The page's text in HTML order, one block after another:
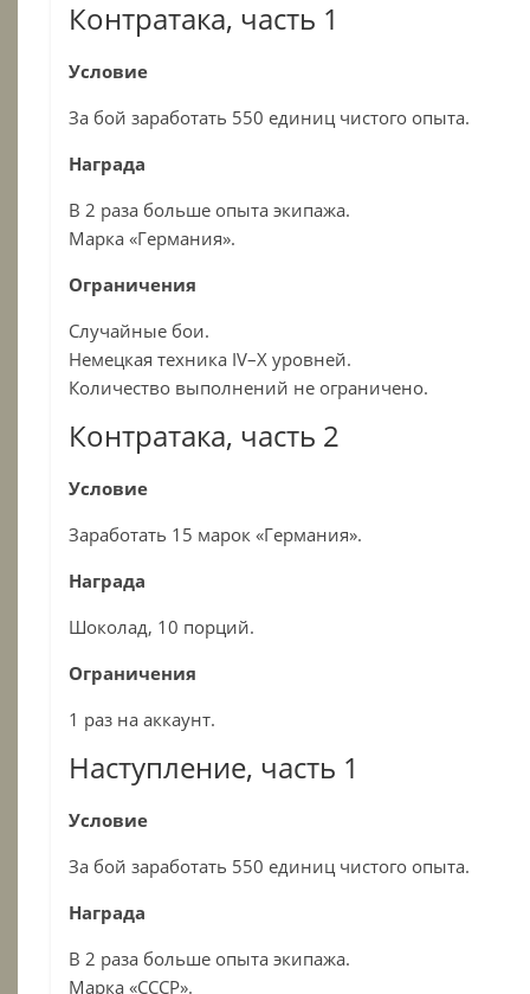
Контратака, часть 1
Условие
За бой заработать 550 единиц чистого опыта.
Награда
В 2 раза больше опыта экипажа.
Марка «Германия».
Ограничения
Случайные бои.
Немецкая техника IV–X уровней.
Количество выполнений не ограничено.
Контратака, часть 2
Условие
Заработать 15 марок «Германия».
Награда
Шоколад, 10 порций.
Ограничения
1 раз на аккаунт.
Наступление, часть 1
Условие
За бой заработать 550 единиц чистого опыта.
Награда
В 2 раза больше опыта экипажа.
Марка «СССР».